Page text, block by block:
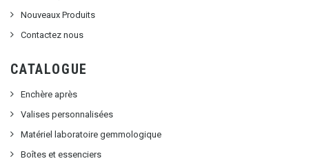
Nouveaux Produits
Contactez nous
CATALOGUE
Enchère après
Valises personnalisées
Matériel laboratoire gemmologique
Boîtes et essenciers